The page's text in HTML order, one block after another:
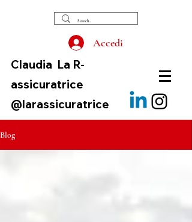
Accedi
Claudia La R-
assicuratrice
@larassicuratrice
Blog